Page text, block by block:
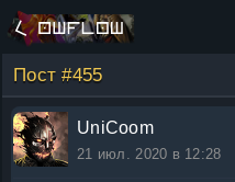
Пост #455
UniCoom
21 июл. 2020 в 12:28